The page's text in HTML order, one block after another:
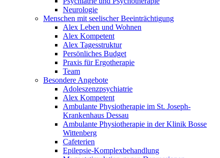
Neurologie
Menschen mit seelischer Beeinträchtigung
Alex Leben und Wohnen
Alex Kompetent
Alex Tagesstruktur
Persönliches Budget
Praxis für Ergotherapie
Team
Besondere Angebote
Adoleszenzpsychiatrie
Alex Kompetent
Ambulante Physiotherapie im St. Joseph-
Krankenhaus Dessau
Ambulante Physiotherapie in der Klinik Bosse
Wittenberg
Cafeterien
Epilepsie-Komplexbehandlung